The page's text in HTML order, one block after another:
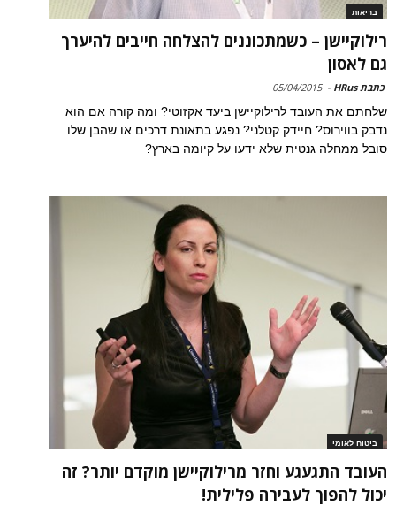
בריאות
רילוקיישן – כשמתכוננים להצלחה חייבים להיערך
גם לאסון
כתבת HRus -
05/04/2015
שלחתם את העובד לרילוקיישן ביעד אקזוטי? ומה קורה אם הוא
נדבק בווירוס? חיידק קטלני? נפגע בתאונת דרכים או שהבן שלו
סובל ממחלה גנטית שלא ידעו על קיומה בארץ?
ביטוח לאומי
העובד התגעגע וחזר מרילוקיישן מוקדם יותר? זה
יכול להפוך לעבירה פלילית!